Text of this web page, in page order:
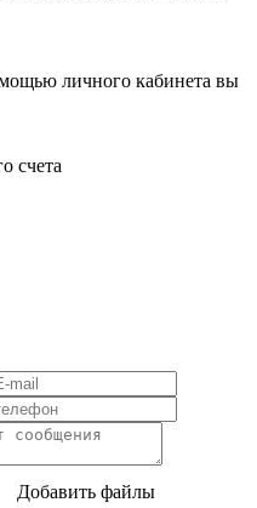
личного кабинета вы
счета
Добавить файлы